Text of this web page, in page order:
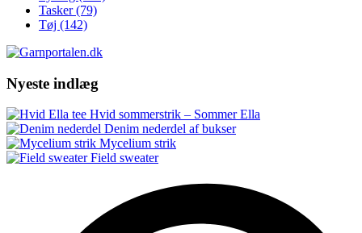
Tasker(79)
Tøj (142)
Nyeste indlæg
Hvid sommerstrik – Sommer Ella
Denim nederdel af bukser
Mycelium strik
Field sweater